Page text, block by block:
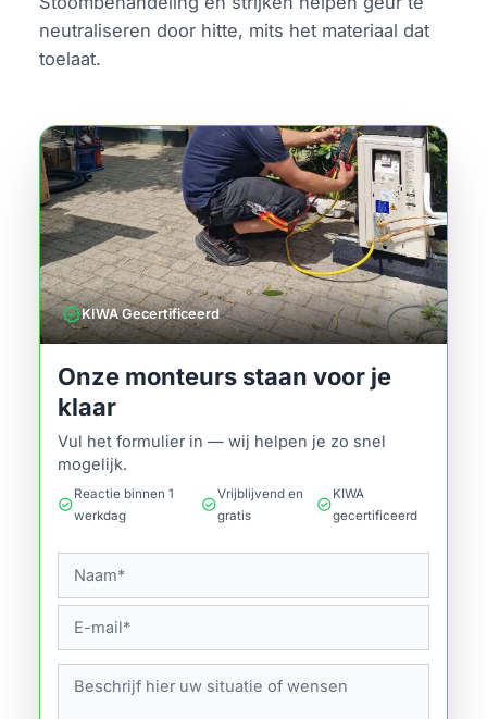
neutraliseren door hitte, mits het materiaal dat
toelaat.
verifiedKIWA Gecertificeerd
Onze monteurs staan voor je
klaar
Vul het formulier in — wij helpen je zo snel
mogelijk.
check_circle
Reactie binnen 1
werkdag
check_circle
Vrijblijvend en
gratis
check_circle
KIWA
gecertificeerd